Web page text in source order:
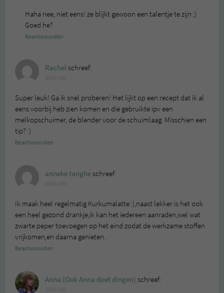
Haha nee, niet eens! ze blijkt gewoon een talentje te zijn ;)
Goed he?
Beantwoorden
Rachel schreef:
Super leuk! Ga ik snel proberen! Het lijkt op een recept dat ik al
eens voorbij heb zien komen en die gebruikte ipv een
melkopschuimer, de blender voor de schuimlaag. Misschien een
tip? :)
Beantwoorden
anneke tangheschreef:
Ik maak heel regelmatig Kurkumalatte :),naast lekker is het ook
een heel gezond drankje,ik kan het iedereen aanraden,wel wat
zwarte peper toevoegen op het eind zodat de werkzame stoffen
vrijkomen,en daarna genieten.
Beantwoorden
Anna (Ook Anna doet dingen) schreef: